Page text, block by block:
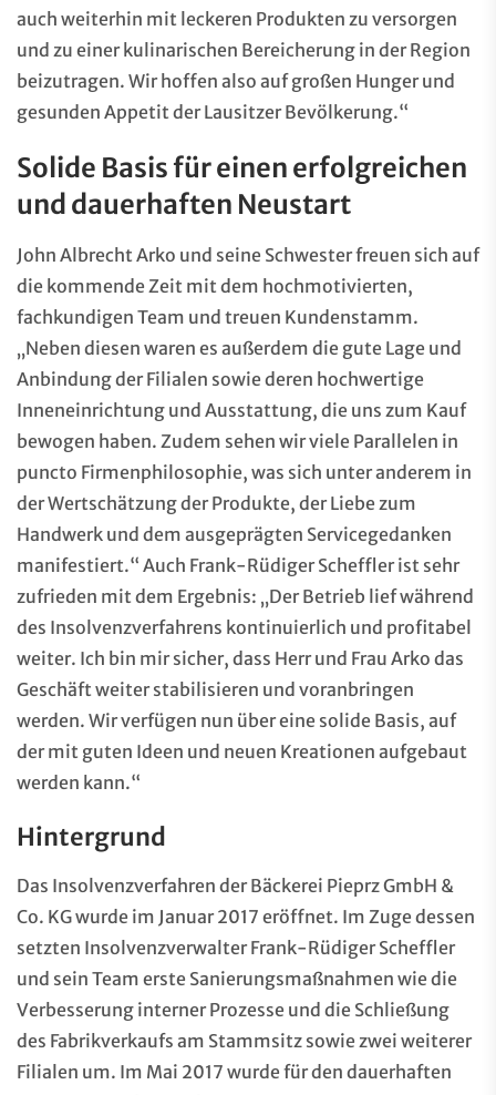
auch weiterhin mit leckeren Produkten zu versorgen
und zu einer kulinarischen Bereicherung in der Region
beizutragen. Wir hoffen also auf großen Hunger und
gesunden Appetit der Lausitzer Bevölkerung.“
Solide Basis für einen erfolgreichen
und dauerhaften Neustart
John Albrecht Arko und seine Schwester freuen sich auf
die kommende Zeit mit dem hochmotivierten,
fachkundigen Team und treuen Kundenstamm.
„Neben diesen waren es außerdem die gute Lage und
Anbindung der Filialen sowie deren hochwertige
Inneneinrichtung und Ausstattung, die uns zum Kauf
bewogen haben. Zudem sehen wir viele Parallelen in
puncto Firmenphilosophie, was sich unter anderem in
der Wertschätzung der Produkte, der Liebe zum
Handwerk und dem ausgeprägten Servicegedanken
manifestiert.“ Auch Frank-Rüdiger Scheffler ist sehr
zufrieden mit dem Ergebnis: „Der Betrieb lief während
des Insolvenzverfahrens kontinuierlich und profitabel
weiter. Ich bin mir sicher, dass Herr und Frau Arko das
Geschäft weiter stabilisieren und voranbringen
werden. Wir verfügen nun über eine solide Basis, auf
der mit guten Ideen und neuen Kreationen aufgebaut
werden kann.“
Hintergrund
Das Insolvenzverfahren der Bäckerei Pieprz GmbH &
Co. KG wurde im Januar 2017 eröffnet. Im Zuge dessen
setzten Insolvenzverwalter Frank-Rüdiger Scheffler
und sein Team erste Sanierungsmaßnahmen wie die
Verbesserung interner Prozesse und die Schließung
des Fabrikverkaufs am Stammsitz sowie zwei weiterer
Filialen um. Im Mai 2017 wurde für den dauerhaften